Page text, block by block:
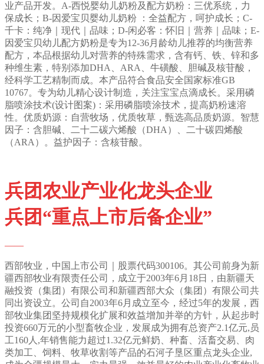
业产品开发。A-西悦婴幼儿奶粉及配方奶粉：三优系统，力
保成长；B-因爱宝贝婴幼儿奶粉 ：全益配方，呵护成长；C-
千卡：纯净｜现代｜品味；D-闲必客：怀旧｜营养｜品味；E-
因爱宝贝幼儿配方奶粉是专为12-36月龄幼儿推荐的均衡营养
配方，本品根据幼儿对营养的特殊需求，含有钙、铁、锌和多
种维生素，特别添加DHA、ARA、牛磺酸、胆碱及核苷酸，
经科学工艺精制而成。本产品符合食品安全国家标准GB
10767。专为幼儿精心设计制造，关注宝宝点滴成长。采用磷
脂喷涂技术(设计图案)：采用磷脂喷涂技术，提高奶粉速溶
性。优质奶源：自营牧场，优质牧草，甄选高品质奶源。智慧
因子：含胆碱、二十二碳六烯酸（DHA）、二十碳四烯酸
（ARA）。益护因子：含核苷酸。
兵团农业产业化龙头企业
兵团“重点上市后备企业”
——
西部牧业，中国上市公司｜股票代码300106。其公司前身为新
疆西部牧业有限责任公司，成立于2003年6月18日，由新疆天
融投资（集团）有限公司和新疆西部大众（集团）有限公司共
同出资设立。公司自2003年6月成立至今，经过5年的发展，西
部牧业集团坚持规模化扩展和效益增加并举的方针，从起步时
投资660万元的小型畜牧企业，发展成为拥有总资产2.1亿元,员
工160人,年销售能力超过1.32亿元鲜奶、种畜、活畜交易、肉
类加工、饲料、牧草收割等产品的石河子垦区重点龙头企业,